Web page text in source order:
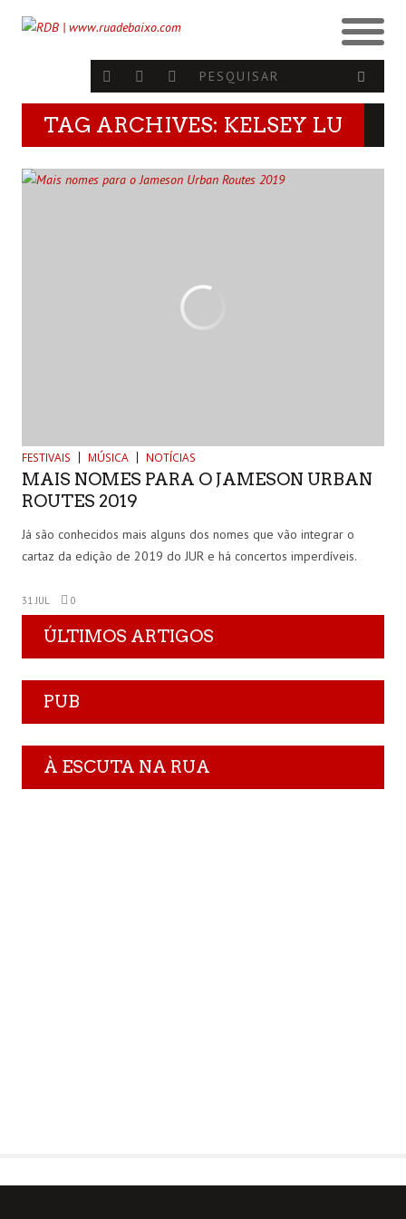
TAG ARCHIVES: KELSEY LU
FESTIVAIS MÚSICA NOTÍCIAS
MAIS NOMES PARA O JAMESON URBAN
ROUTES 2019
Já são conhecidos mais alguns dos nomes que vão integrar o
cartaz da edição de 2019 do JUR e há concertos imperdíveis.
31 JUL 0
ÚLTIMOS ARTIGOS
PUB
À ESCUTA NA RUA